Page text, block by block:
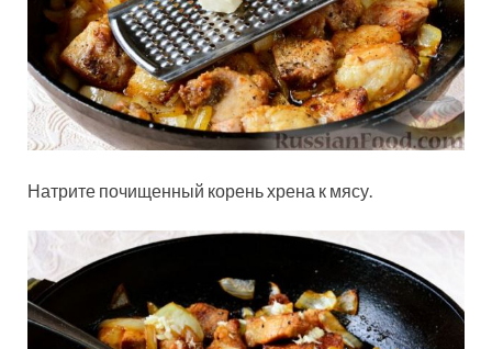
Натрите почищенный корень хрена к мясу.